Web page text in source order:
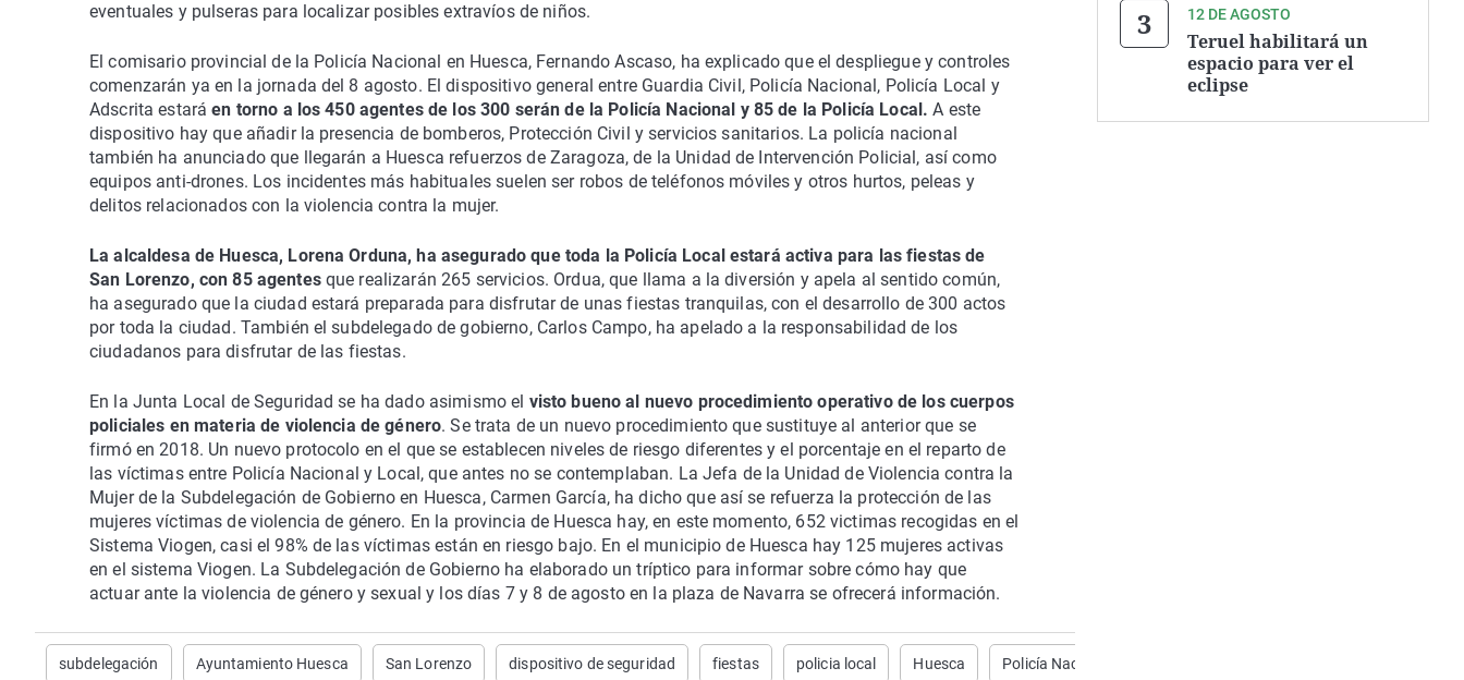
eventuales y pulseras para localizar posibles extravíos de niños.
El comisario provincial de la Policía Nacional en Huesca, Fernando Ascaso, ha explicado que el despliegue y controles
comenzarán ya en la jornada del 8 agosto. El dispositivo general entre Guardia Civil, Policía Nacional, Policía Local y
Adscrita estará en torno a los 450 agentes de los 300 serán de la Policía Nacional y 85 de la Policía Local. A este
dispositivo hay que añadir la presencia de bomberos, Protección Civil y servicios sanitarios. La policía nacional
también ha anunciado que llegarán a Huesca refuerzos de Zaragoza, de la Unidad de Intervención Policial, así como
equipos anti-drones. Los incidentes más habituales suelen ser robos de teléfonos móviles y otros hurtos, peleas y
delitos relacionados con la violencia contra la mujer.
La alcaldesa de Huesca, Lorena Orduna, ha asegurado que toda la Policía Local estará activa para las fiestas de
San Lorenzo, con 85 agentesque realizarán 265 servicios. Ordua, que llama a la diversión y apela al sentido común,
ha asegurado que la ciudad estará preparada para disfrutar de unas fiestas tranquilas, con el desarrollo de 300 actos
por toda la ciudad. También el subdelegado de gobierno, Carlos Campo, ha apelado a la responsabilidad de los
ciudadanos para disfrutar de las fiestas.
En la Junta Local de Seguridad se ha dado asimismo el visto bueno al nuevo procedimiento operativo de los cuerpos
policiales en materia de violencia de género. Se trata de un nuevo procedimiento que sustituye al anterior que se
firmó en 2018. Un nuevo protocolo en el que se establecen niveles de riesgo diferentes y el porcentaje en el reparto de
las víctimas entre Policía Nacional y Local, que antes no se contemplaban. La Jefa de la Unidad de Violencia contra la
Mujer de la Subdelegación de Gobierno en Huesca, Carmen García, ha dicho que así se refuerza la protección de las
mujeres víctimas de violencia de género. En la provincia de Huesca hay, en este momento, 652 victimas recogidas en el
Sistema Viogen, casi el 98% de las víctimas están en riesgo bajo. En el municipio de Huesca hay 125 mujeres activas
en el sistema Viogen. La Subdelegación de Gobierno ha elaborado un tríptico para informar sobre cómo hay que
actuar ante la violencia de género y sexual y los días 7 y 8 de agosto en la plaza de Navarra se ofrecerá información.
subdelegación Ayuntamiento Huesca San Lorenzo dispositivo de seguridad fiestas policia local Huesca Policía Nacional
12 DE AGOSTO
Teruel habilitará un
espacio para ver el
eclipse